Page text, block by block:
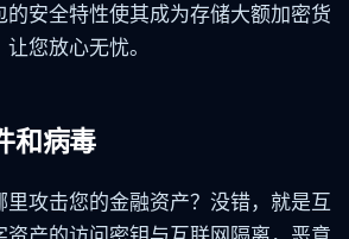
的安全特性使其成为存储大额加密货
您放心无忧。
和病毒
里攻击您的金融资产？没错，就是互